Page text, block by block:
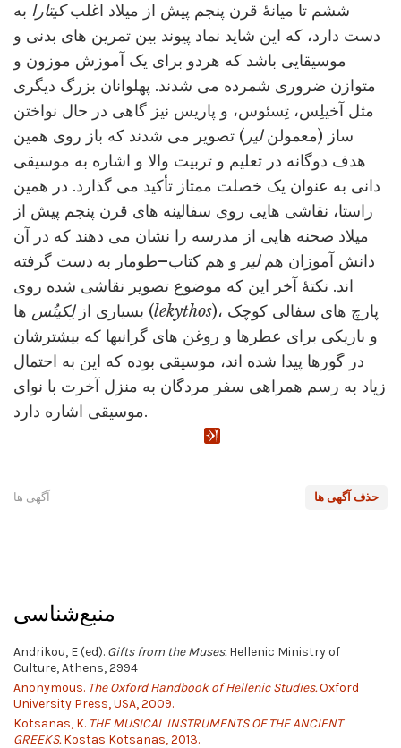
ششم تا میانۀ قرن پنجم پیش از میلاد اغلبکیتارا به
دست دارد، که این شاید نماد پیوند بین تمرین های بدنی و
موسیقایی باشد که هردو برای یک آموزش موزون و
متوازن ضروری شمرده می شدند. پهلوانان بزرگ دیگری
مثل آخیلِس، تِسئوس، و پاریس نیز گاهی در حال نواختن
ساز (معمولنلیر ) تصویر می شدند که باز روی همین
هدف دوگانه در تعلیم و تربیت والا و اشاره به موسیقی
دانی به عنوان یک خصلت ممتاز تأکید می گذارد. در همین
راستا، نقاشی هایی روی سفالینه های قرن پنجم پیش از
میلاد صحنه هایی از مدرسه را نشان می دهند که در آن
دانش آموزان هملیر و هم کتاب–طومار به دست گرفته
اند. نکتۀ آخر این که موضوع تصویر نقاشی شده روی
بسیاری ازلِکیتُس ها (lekythos)، پارچ های سفالی کوچک
و باریکی برای عطرها و روغن های گرانبها که بیشترشان
در گورها پیدا شده اند، موسیقی بوده که این به احتمال
زیاد به رسم همراهی سفر مردگان به منزل آخرت با نوای
موسیقی اشاره دارد.
حذف آگهی ها آگهی ها
منبع‌شناسی
Andrikou, E (ed). Gifts from the Muses.Hellenic Ministry of
Culture, Athens, 2994
Anonymous. The Oxford Handbook of Hellenic Studies.Oxford
University Press, USA, 2009.
Kotsanas, K. THE MUSICAL INSTRUMENTS OF THE ANCIENT
GREEKS.Kostas Kotsanas, 2013.